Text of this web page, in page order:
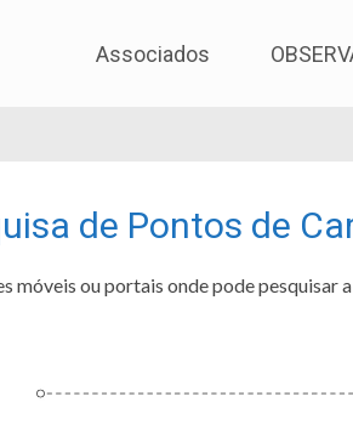
to
Associados
de Pontos de
móveis ou portais onde pode pesquisar